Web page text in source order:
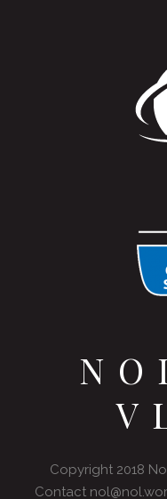
Copyright 2018
Contact